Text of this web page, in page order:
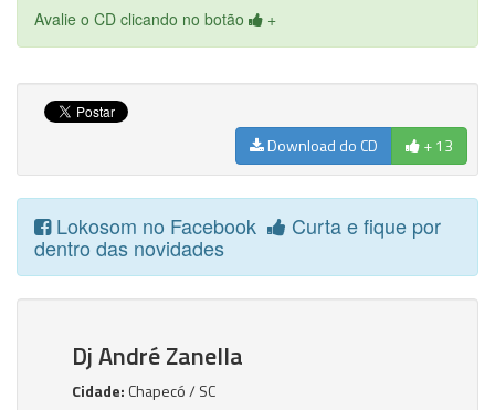
Avalie o CD clicando no botão +
Download do CD + 13
Lokosom no Facebook Curta e fique por
dentro das novidades
Dj André Zanella
Cidade: Chapecó / SC